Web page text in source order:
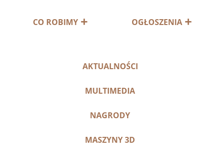
CO ROBIMY OGŁOSZENIA
AKTUALNOŚCI
MULTIMEDIA
NAGRODY
MASZYNY 3D